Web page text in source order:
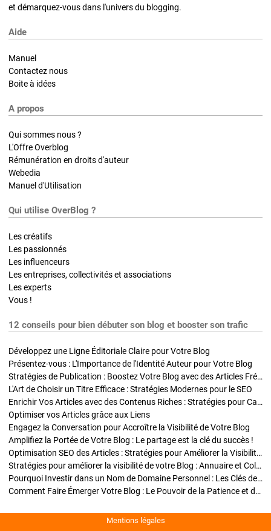
et démarquez-vous dans l'univers du blogging.
Aide
Manuel
Contactez nous
Boite à idées
A propos
Qui sommes nous ?
L'Offre Overblog
Rémunération en droits d'auteur
Webedia
Manuel d'Utilisation
Qui utilise OverBlog ?
Les créatifs
Les passionnés
Les influenceurs
Les entreprises, collectivités et associations
Les experts
Vous !
12 conseils pour bien débuter son blog et booster son trafic
Développez une Ligne Éditoriale Claire pour Votre Blog
Présentez-vous : L'Importance de l'Identité Auteur pour Votre Blog
Stratégies de Publication : Boostez Votre Blog avec des Articles Fréquents et Exclusifs
L'Art de Choisir un Titre Efficace : Stratégies Modernes pour le SEO
Enrichir Vos Articles avec des Contenus Riches : Stratégies pour Captiver et Optimiser
Optimiser vos Articles grâce aux Liens
Engagez la Conversation pour Accroître la Visibilité de Votre Blog
Amplifiez la Portée de Votre Blog : Le partage est la clé du succès !
Optimisation SEO des Articles : Stratégies pour Améliorer la Visibilité de Votre Blog
Stratégies pour améliorer la visibilité de votre Blog : Annuaire et Collaborations
Pourquoi Investir dans un Nom de Domaine Personnel : Les Clés de la Réussite de Votre Blog
Comment Faire Émerger Votre Blog : Le Pouvoir de la Patience et de la Persévérance
Mentions légales